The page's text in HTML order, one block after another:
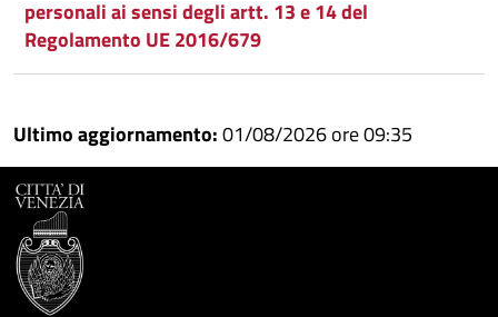
Facebook
su
Twitter
Condividi
su
Google
Plus
Condividi
su
Whatsapp
personali ai sensi degli artt. 13 e 14 del
Regolamento UE 2016/679
Ultimo aggiornamento:01/08/2026 ore 09:35